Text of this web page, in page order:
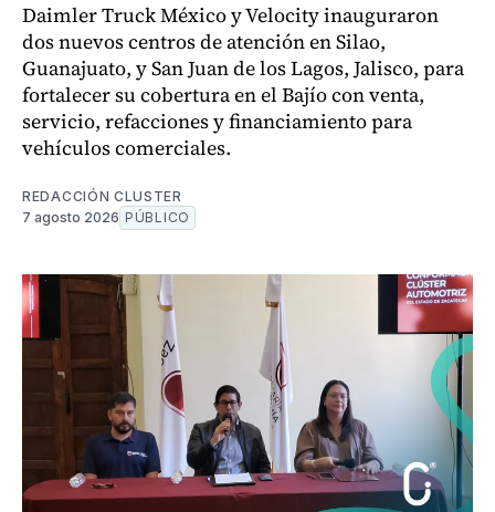
Daimler Truck México y Velocity inauguraron
dos nuevos centros de atención en Silao,
Guanajuato, y San Juan de los Lagos, Jalisco, para
fortalecer su cobertura en el Bajío con venta,
servicio, refacciones y financiamiento para
vehículos comerciales.
REDACCIÓN CLUSTER
7 agosto 2026 PÚBLICO